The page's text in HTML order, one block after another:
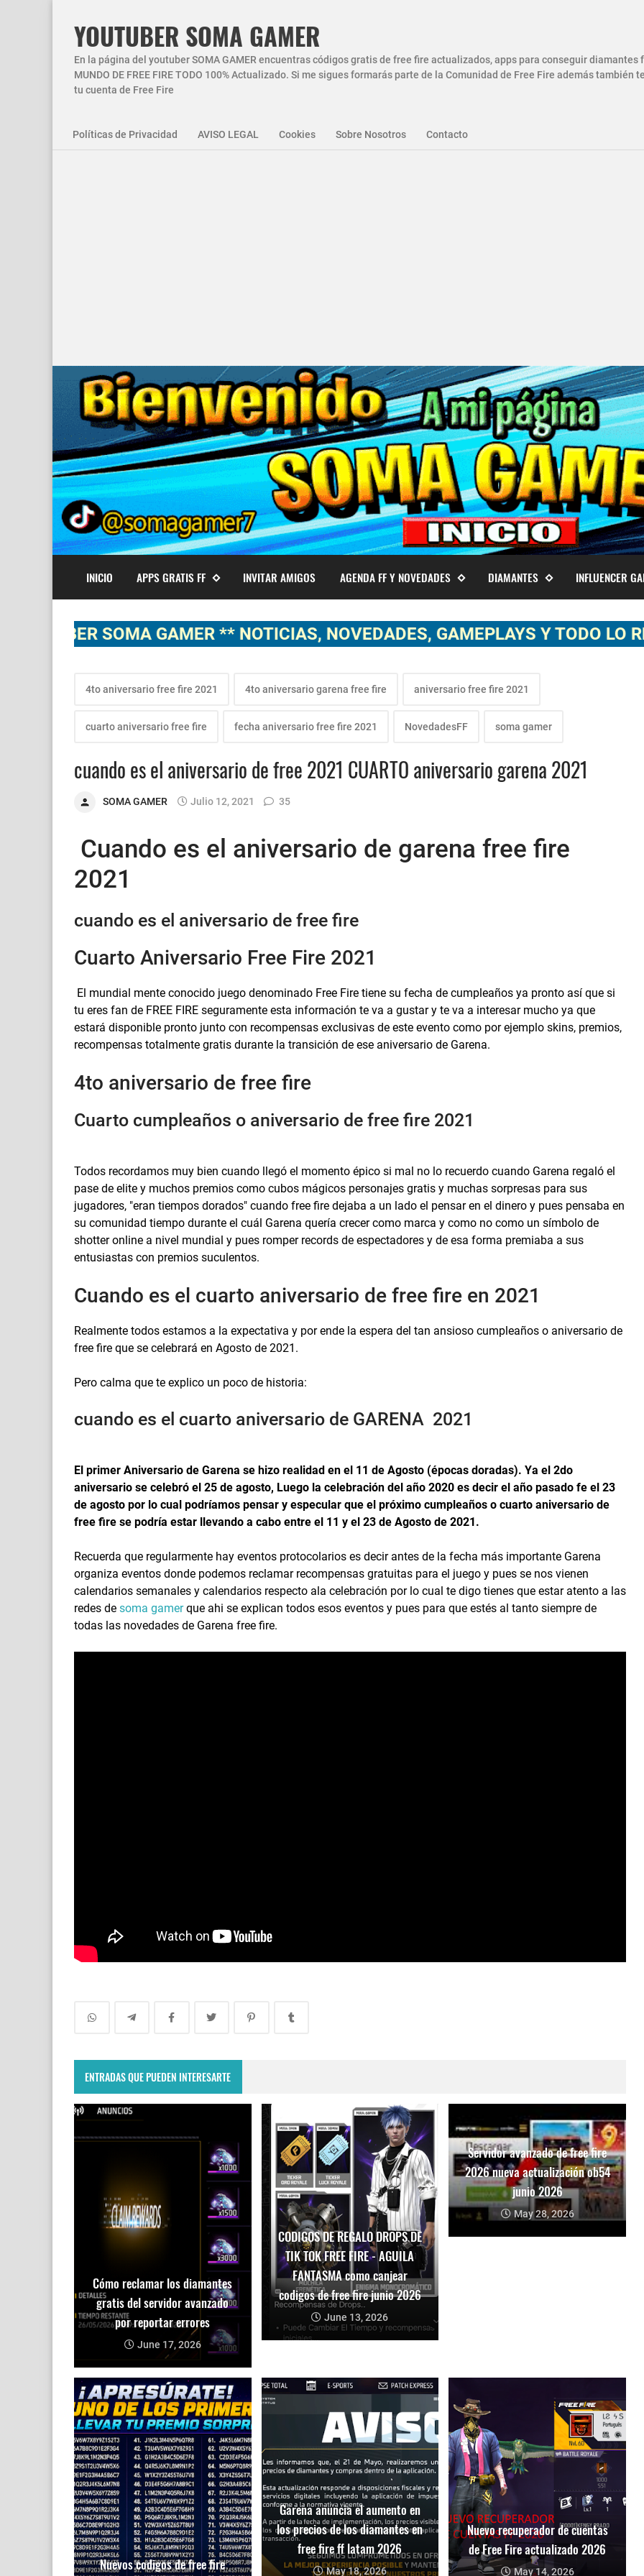
YOUTUBER SOMA GAMER
En la página del youtuber SOMA GAMER encuentras códigos gratis de free fire actualizados, apps para conseguir diamantes
MUNDO DE FREE FIRE TODO 100% Actualizado. Si me sigues formarás parte de la Comunidad de Free Fire además
tu cuenta de Free Fire
Políticas de Privacidad AVISO LEGAL Cookies Sobre Nosotros Contacto
INICIO APPS GRATIS FF INVITAR AMIGOS AGENDA FF Y NOVEDADES DIAMANTES INFLUENCER
SOMA GAMER ** NOTICIAS, NOVEDADES, GAMEPLAYS Y TODO LO
4to aniversario free fire 2021 4to aniversario garena free fire aniversario free fire 2021
cuarto aniversario free fire fecha aniversario free fire 2021 NovedadesFF soma gamer
cuando es el aniversario de free 2021 CUARTO aniversario garena 2021
SOMA GAMER Julio 12, 2021 35
Cuando es el aniversario de garena free fire
2021
cuando es el aniversario de free fire
Cuarto Aniversario Free Fire 2021
El mundial mente conocido juego denominado Free Fire tiene su fecha de cumpleaños ya pronto así que si
tu eres fan de FREE FIRE seguramente esta información te va a gustar y te va a interesar mucho ya que
estará disponible pronto junto con recompensas exclusivas de este evento como por ejemplo skins, premios,
recompensas totalmente gratis durante la transición de ese aniversario de Garena.
4to aniversario de free fire
Cuarto cumpleaños o aniversario de free fire 2021
Todos recordamos muy bien cuando llegó el momento épico si mal no lo recuerdo cuando Garena regaló el
pase de elite y muchos premios como cubos mágicos personajes gratis y muchas sorpresas para sus
jugadores, "eran tiempos dorados" cuando free fire dejaba a un lado el pensar en el dinero y pues pensaba en
su comunidad tiempo durante el cuál Garena quería crecer como marca y como no como un símbolo de
shotter online a nivel mundial y pues romper records de espectadores y de esa forma premiaba a sus
entusiastas con premios suculentos.
Cuando es el cuarto aniversario de free fire en 2021
Realmente todos estamos a la expectativa y por ende la espera del tan ansioso cumpleaños o aniversario de
free fire que se celebrará en Agosto de 2021.
Pero calma que te explico un poco de historia:
cuando es el cuarto aniversario de GARENA 2021
El primer Aniversario de Garena se hizo realidad en el 11 de Agosto (épocas doradas). Ya el 2do
aniversario se celebró el 25 de agosto, Luego la celebración del año 2020 es decir el año pasado fe el 23
de agosto por lo cual podríamos pensar y especular que el próximo cumpleaños o cuarto aniversario de
free fire se podría estar llevando a cabo entre el 11 y el 23 de Agosto de 2021.
Recuerda que regularmente hay eventos protocolarios es decir antes de la fecha más importante Garena
organiza eventos donde podemos reclamar recompensas gratuitas para el juego y pues se nos vienen
calendarios semanales y calendarios respecto ala celebración por lo cual te digo tienes que estar atento a las
redes de soma gamerque ahi se explican todos esos eventos y pues para que estés al tanto siempre de
todas las novedades de Garena free fire.
ENTRADAS QUE PUEDEN INTERESARTE
Cómo reclamar los diamantes
gratis del servidor avanzado
por reportar errores
June 17, 2026
CODIGOS DE REGALO DROPS DE
TIK TOK FREE FIRE - AGUILA
FANTASMA como canjear
codigos de free fire junio 2026
June 13, 2026
Servidor avanzado de free fire
2026 nueva actualización ob54
junio 2026
May 28, 2026
Nuevos codigos de free fire
Garena anuncia el aumento en
los precios de los diamantes en
free fire ff latam 2026
May 18, 2026
Nuevo recuperador de cuentas
de Free Fire actualizado 2026
May 14, 2026